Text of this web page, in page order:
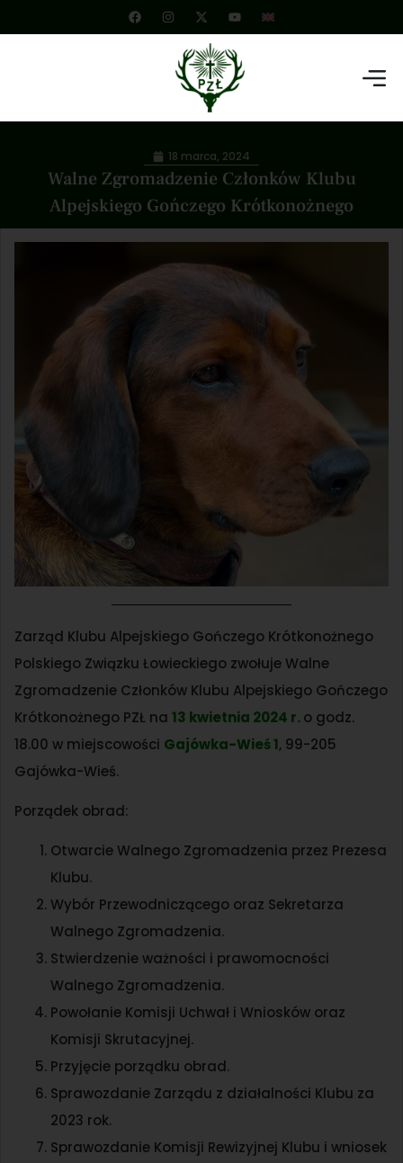
Walne Zgromadzenie Członków Klubu
Alpejskiego Gończego Krótkonożnego
18 marca, 2024
Zarząd Klubu Alpejskiego Gończego Krótkonożnego
Polskiego Związku Łowieckiego zwołuje Walne
Zgromadzenie Członków Klubu Alpejskiego Gończego
Krótkonożnego PZŁ na 13 kwietnia 2024 r.o godz.
18.00 w miejscowości Gajówka-Wieś 1, 99-205
Gajówka-Wieś.
Porządek obrad:
Otwarcie Walnego Zgromadzenia przez Prezesa
Klubu.
Wybór Przewodniczącego oraz Sekretarza
Walnego Zgromadzenia.
Stwierdzenie ważności i prawomocności
Walnego Zgromadzenia.
Powołanie Komisji Uchwał i Wniosków oraz
Komisji Skrutacyjnej.
Przyjęcie porządku obrad.
Sprawozdanie Zarządu z działalności Klubu za
2023 rok.
Sprawozdanie Komisji Rewizyjnej Klubu i wniosek